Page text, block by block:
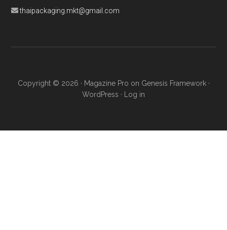
thaipackaging.mkt@gmail.com
Copyright © 2026 · Magazine Pro on Genesis Framework·
WordPress · Log in